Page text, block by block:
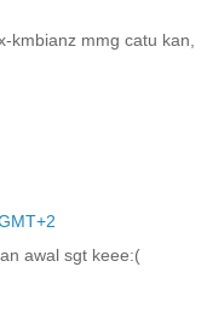
kmbianz mmg catu kan,
awal sgt keee:(